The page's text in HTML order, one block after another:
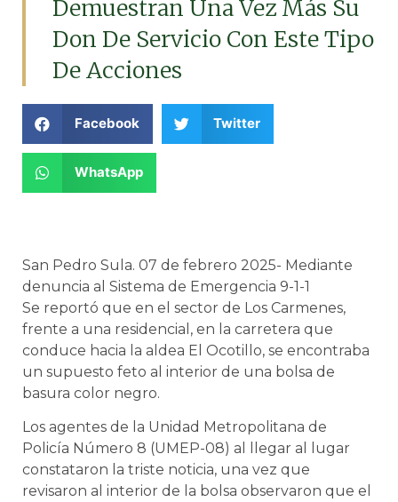
Demuestran Una Vez Más Su
Don De Servicio Con Este Tipo
De Acciones
Facebook Twitter
WhatsApp
San Pedro Sula. 07 de febrero 2025- Mediante
denuncia al Sistema de Emergencia 9-1-1
Se reportó que en el sector de Los Carmenes,
frente a una residencial, en la carretera que
conduce hacia la aldea El Ocotillo, se encontraba
un supuesto feto al interior de una bolsa de
basura color negro.
Los agentes de la Unidad Metropolitana de
Policía Número 8 (UMEP-08) al llegar al lugar
constataron la triste noticia, una vez que
revisaron al interior de la bolsa observaron que el